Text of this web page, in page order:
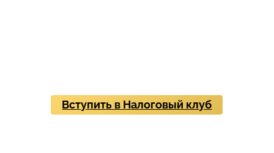
Вступить в Налоговый клуб